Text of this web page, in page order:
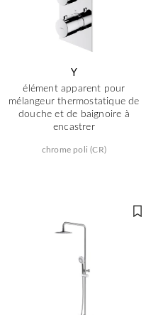
Y
élément apparent pour
mélangeur thermostatique de
douche et de baignoire à
encastrer
chrome poli (CR)